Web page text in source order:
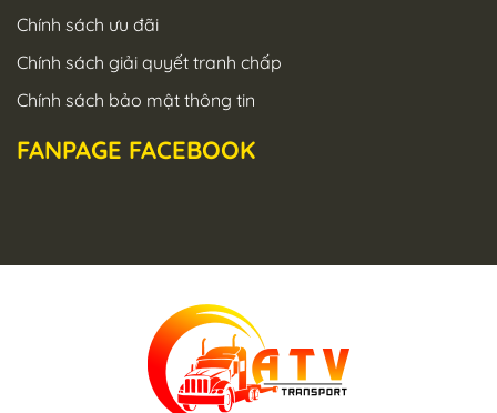
Chính sách ưu đãi
Chính sách giải quyết tranh chấp
Chính sách bảo mật thông tin
FANPAGE FACEBOOK